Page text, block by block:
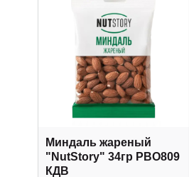
Миндаль жареный
"NutStory" 34гр РВО809
КДВ